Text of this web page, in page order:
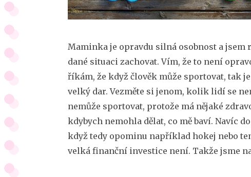
Maminka je opravdu silná osobnost a jsem
dané situaci zachovat. Vím, že to není
říkám, že když člověk může sportovat, tak
velký dar. Vezměte si jenom, kolik lidí se
nemůže sportovat, protože má nějaké
kdybych nemohla dělat, co mě baví. Navíc
když tedy opominu například hokej nebo
velká finanční investice není. Takže jsme